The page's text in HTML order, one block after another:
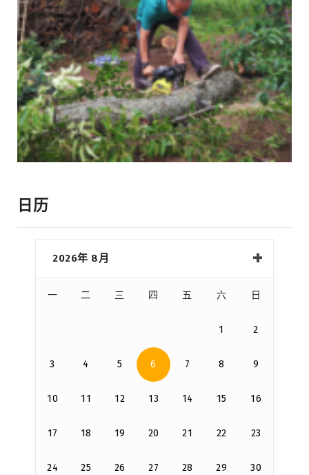
日历
2026年 8月
一 二 三 四 五 六 日
1 2
3 4 5 6 7 8 9
10 11 12 13 14 15 16
17 18 19 20 21 22 23
24 25 26 27 28 29 30